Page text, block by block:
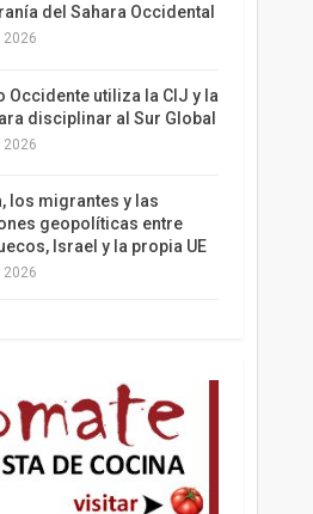
la espalda a Trump
del Sahara Occidental
2026
Occidente utiliza la CIJ y la
disciplinar al Sur Global
2026
los migrantes y las
geopolíticas entre
Israel y la propia UE
2026